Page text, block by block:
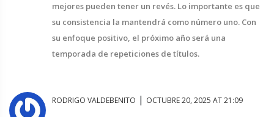
mejores pueden tener un revés. Lo importante es que
su consistencia la mantendrá como número uno. Con
su enfoque positivo, el próximo año será una
temporada de repeticiones de títulos.
RODRIGO VALDEBENITO | OCTUBRE 20, 2025 AT 21:09